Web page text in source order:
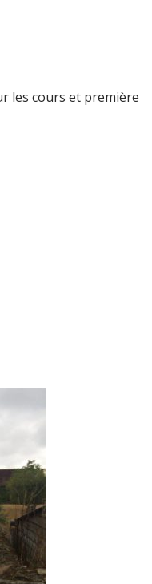
les cours et première